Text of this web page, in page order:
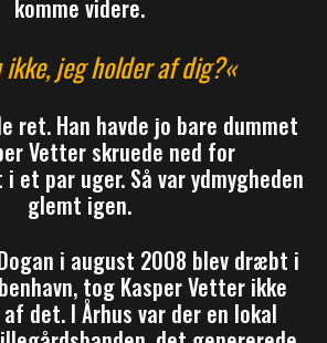
komme videre.
ikke, jeg holder af dig?«
ret. Han havde jo bare dummet
Vetter skruede ned for
et par uger. Så var ydmygheden
glemt igen.
i august 2008 blev dræbt i
tog Kasper Vetter ikke
det. I Århus var der en lokal